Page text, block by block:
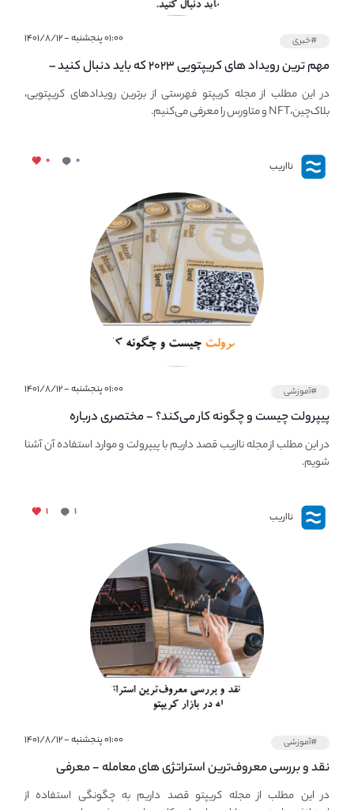
#خبری ۰۱:۰۰ پنجشنبه - ۱۴۰۱/۸/۱۲
مهم ترین رویداد های کریپتویی ۲۰۲۳ که باید دنبال کنید –
معرفی بهترین رویداد های جهانی
در این مطلب از مجله کریپتو فهرستی از برترین رویدادهای کریپتویی،
بلاک‌چین،NFT و متاورس را معرفی می‌کنیم.
نااریب ۰ ۰
#آموزشی ۰۱:۰۰ پنجشنبه - ۱۴۰۱/۸/۱۲
پیپر‌ولت چیست و چگونه کار می‌کند؟ - مختصری درباره
PaperWallet
در این مطلب از مجله نااریب قصد داریم با پیپر‌ولت و موارد استفاده آن آشنا
شویم.
نااریب ۱ ۱
#آموزشی ۰۱:۰۰ پنجشنبه - ۱۴۰۱/۸/۱۲
نقد و بررسی معروف‌ترین استراتژی های معامله - معرفی
استراتژی های مهم ترید در بازار کریپتو
در این مطلب از مجله کریپتو قصد داریم به چگونگی استفاده از